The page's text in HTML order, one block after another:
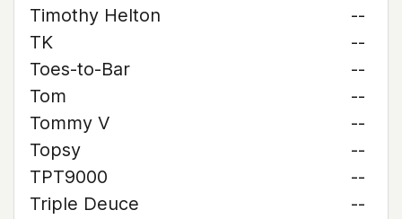
Timothy Helton
--
TK
--
Toes-to-Bar
--
Tom
--
Tommy V
--
Topsy
--
TPT9000
--
Triple Deuce
--